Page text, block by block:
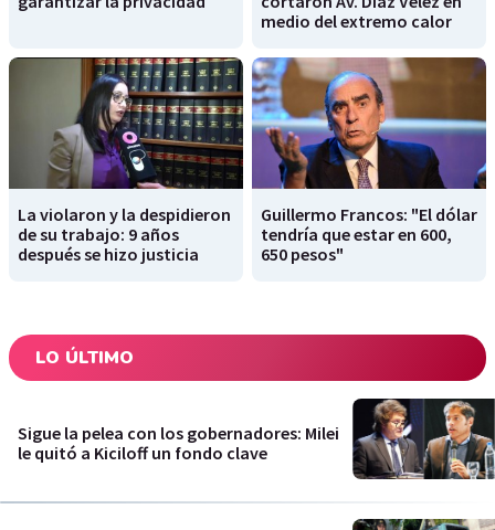
medio del extremo calor
La violaron y la despidieron
de su trabajo: 9 años
después se hizo justicia
Guillermo Francos: "El dólar
tendría que estar en 600,
650 pesos"
LO ÚLTIMO
Sigue la pelea con los gobernadores: Milei
le quitó a Kiciloff un fondo clave